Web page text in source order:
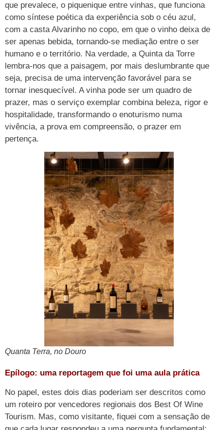
que prevalece, o piquenique entre vinhas, que funciona
como síntese poética da experiência sob o céu azul,
com a casta Alvarinho no copo, em que o vinho deixa de
ser apenas bebida, tornando-se mediação entre o ser
humano e o território. Na verdade, a Quinta da Torre
lembra-nos que a paisagem, por mais deslumbrante que
seja, precisa de uma intervenção favorável para se
tornar inesquecível. A vinha pode ser um quadro de
prazer, mas o serviço exemplar combina beleza, rigor e
hospitalidade, transformando o enoturismo numa
vivência, a prova em compreensão, o prazer em
pertença.
Quanta Terra, no Douro
Epílogo: uma reportagem que foi uma aula prática
No papel, estes dois dias poderiam ser descritos como
um roteiro por vencedores regionais dos Best Of Wine
Tourism. Mas, como visitante, fiquei com a sensação de